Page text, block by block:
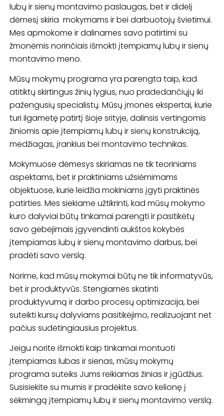
lubų ir sienų montavimo paslaugas, bet ir didelį
dėmesį skiria mokymams ir bei darbuotojų švietimui.
Mes apmokome ir dalinames savo patirtimi su
žmonėmis norinčiais išmokti įtempiamų lubų ir sienų
montavimo meno.
Mūsų mokymų programa yra parengta taip, kad
atitiktų skirtingus žinių lygius, nuo pradedančiųjų iki
pažengusių specialistų. Mūsų įmonės ekspertai, kurie
turi ilgametę patirtį šioje srityje, dalinsis vertingomis
žiniomis apie įtempiamų lubų ir sienų konstrukciją,
medžiagas, įrankius bei montavimo technikas.
Mokymuose dėmesys skiriamas ne tik teoriniams
aspektams, bet ir praktiniams užsiėmimams
objektuose, kurie leidžia mokiniams įgyti praktinės
patirties. Mes siekiame užtikrinti, kad mūsų mokymo
kuro dalyviai būtų tinkamai parengti ir pasitikėtų
savo gebėjimais įgyvendinti aukštos kokybės
įtempiamas lubų ir sienų montavimo darbus, bei
pradėti savo verslą.
Norime, kad mūsų mokymai būtų ne tik informatyvūs,
bet ir produktyvūs. Stengiamės skatinti
produktyvumą ir darbo procesų optimizacija, bei
suteikti kursų dalyviams pasitikėjimo, realizuojant net
pačius sudėtingiausius projektus.
Jeigu norite išmokti kaip tinkamai montuoti
įtempiamas lubas ir sienas, mūsų mokymų
programa suteiks Jums reikiamas žinias ir įgūdžius.
Susisiekite su mumis ir pradėkite savo kelionę į
sėkmingą įtempiamų lubų ir sienų montavimo verslą.